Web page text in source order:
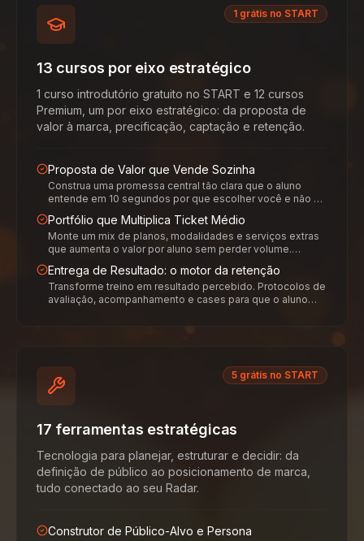
1 grátis no START
13 cursos por eixo estratégico
1 curso introdutório gratuito no START e 12 cursos
Premium, um por eixo estratégico: da proposta de
valor à marca, precificação, captação e retenção.
Proposta de Valor que Vende Sozinha
Construa uma promessa central tão clara que o aluno
entende em 10 segundos por que escolher você e não o
diferencial real e defensável.
Portfólio que Multiplica Ticket Médio
Monte um mix de planos, modalidades e serviços extras
que aumenta o valor por aluno sem perder volume.
rotina da academia.
Entrega de Resultado: o motor da retenção
Transforme treino em resultado percebido. Protocolos de
avaliação, acompanhamento e cases para que o aluno
5 grátis no START
17 ferramentas estratégicas
Tecnologia para planejar, estruturar e decidir: da
definição de público ao posicionamento de marca,
tudo conectado ao seu Radar.
Construtor de Público-Alvo e Persona